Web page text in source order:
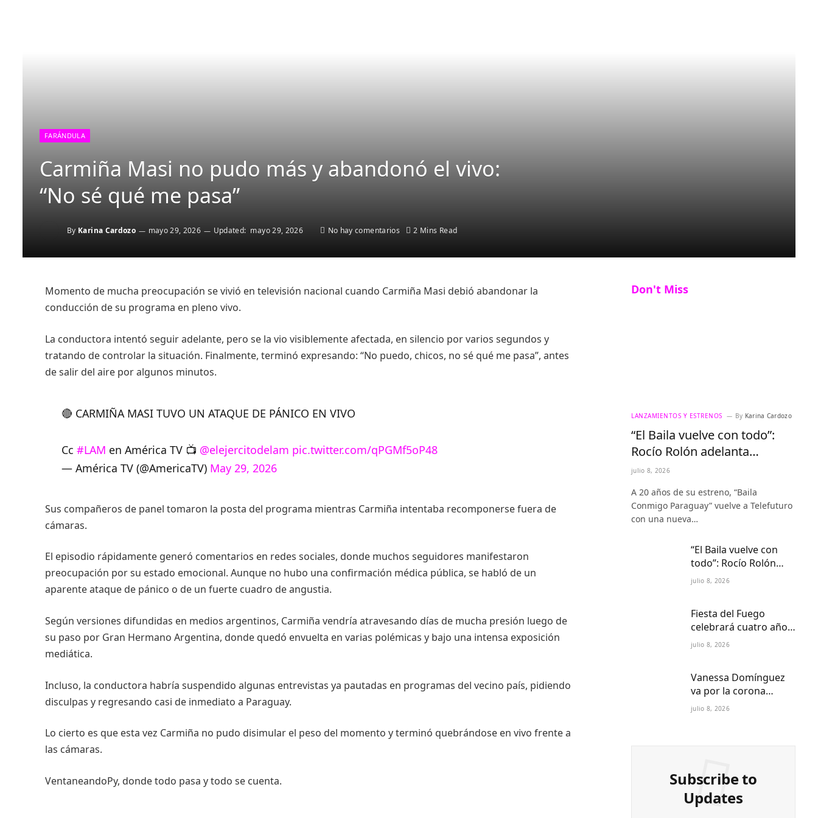
FARÁNDULA
Carmiña Masi no pudo más y abandonó el vivo:
“No sé qué me pasa”
By Karina Cardozo mayo 29, 2026 Updated: mayo 29, 2026 No hay comentarios 2 Mins Read
Momento de mucha preocupación se vivió en televisión nacional cuando Carmiña Masi debió abandonar la
conducción de su programa en pleno vivo.
La conductora intentó seguir adelante, pero se la vio visiblemente afectada, en silencio por varios segundos y
tratando de controlar la situación. Finalmente, terminó expresando: “No puedo, chicos, no sé qué me pasa”, antes
de salir del aire por algunos minutos.
🔴 CARMIÑA MASI TUVO UN ATAQUE DE PÁNICO EN VIVO
Cc #LAM en América TV 📺 @elejercitodelam pic.twitter.com/qPGMf5oP48
— América TV (@AmericaTV) May 29, 2026
Sus compañeros de panel tomaron la posta del programa mientras Carmiña intentaba recomponerse fuera de
cámaras.
El episodio rápidamente generó comentarios en redes sociales, donde muchos seguidores manifestaron
preocupación por su estado emocional. Aunque no hubo una confirmación médica pública, se habló de un
aparente ataque de pánico o de un fuerte cuadro de angustia.
Según versiones difundidas en medios argentinos, Carmiña vendría atravesando días de mucha presión luego de
su paso por Gran Hermano Argentina, donde quedó envuelta en varias polémicas y bajo una intensa exposición
mediática.
Incluso, la conductora habría suspendido algunas entrevistas ya pautadas en programas del vecino país, pidiendo
disculpas y regresando casi de inmediato a Paraguay.
Lo cierto es que esta vez Carmiña no pudo disimular el peso del momento y terminó quebrándose en vivo frente a
las cámaras.
VentaneandoPy, donde todo pasa y todo se cuenta.
Don't Miss
LANZAMIENTOS Y ESTRENOS By Karina Cardozo
“El Baila vuelve con todo”:
Rocío Rolón adelanta
detalles del regreso más
paraguaya
julio 8, 2026
A 20 años de su estreno, “Baila
Conmigo Paraguay” vuelve a Telefuturo
con una nueva…
“El Baila vuelve con
todo”: Rocío Rolón
adelanta detalles del
paraguaya
julio 8, 2026
Fiesta del Fuego
celebrará cuatro años
de Folklore Fusión en
julio 8, 2026
Vanessa Domínguez
va por la corona
internacional:
julio 8, 2026
Subscribe to
Updates